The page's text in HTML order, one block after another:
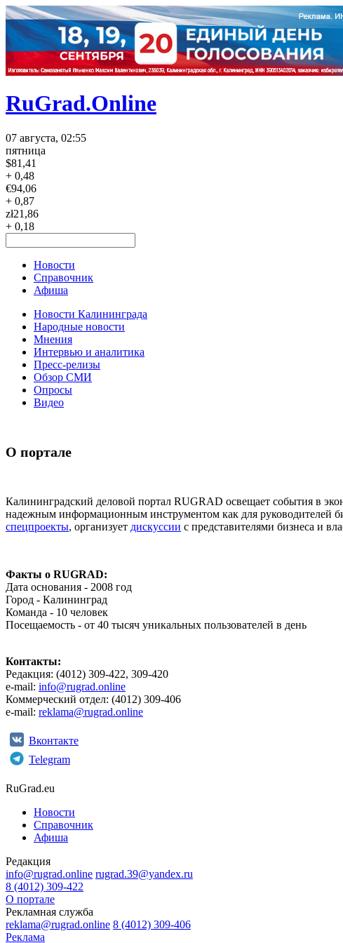
RuGrad.Online
07 августа, 02:55
пятница
$81,41
+ 0,48
€94,06
+ 0,87
zł21,86
+ 0,18
Новости
Справочник
Афиша
Новости Калининграда
Народные новости
Мнения
Интервью и аналитика
Пресс-релизы
Обзор СМИ
Опросы
Видео
О портале
Калининградский деловой портал RUGRAD освещает события в
надежным информационным инструментом как для руководителей
спецпроекты, организует дискуссии с представителями бизнеса и
Факты о RUGRAD:
Дата основания - 2008 год
Город - Калининград
Команда - 10 человек
Посещаемость - от 40 тысяч уникальных пользователей в день
Контакты:
Редакция: (4012) 309-422, 309-420
e-mail: info@rugrad.online
Коммерческий отдел: (4012) 309-406
e-mail: reklama@rugrad.online
Вконтакте
Telegram
RuGrad.eu
Новости
Справочник
Афиша
Редакция
info@rugrad.online rugrad.39@yandex.ru
8 (4012) 309-422
О портале
Рекламная служба
reklama@rugrad.online 8 (4012) 309-406
Реклама